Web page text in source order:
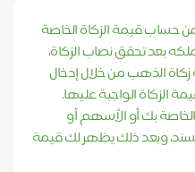
حساب قيمة الزكاة الخاصة
بعد تحقق نصاب الزكاة،
الذهب من خلال إدخال
الزكاة الواجبة عليها.
بك أو الأسهم أو
وبعد ذلك يظهر لك قيمة